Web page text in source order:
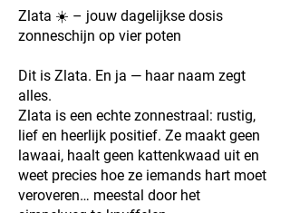
Zlata ☀️ – jouw dagelijkse dosis
zonneschijn op vier poten
Dit is Zlata. En ja — haar naam zegt
alles.
Zlata is een echte zonnestraal: rustig,
lief en heerlijk positief. Ze maakt geen
lawaai, haalt geen kattenkwaad uit en
weet precies hoe ze iemands hart moet
veroveren… meestal door het